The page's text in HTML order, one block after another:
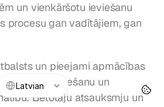
un vienkāršotu ieviešanu
procesu gan vadītājiem, gan
un pieejami apmācības
ieviešanu un
Lietotāju atsauksmju un
Latvian